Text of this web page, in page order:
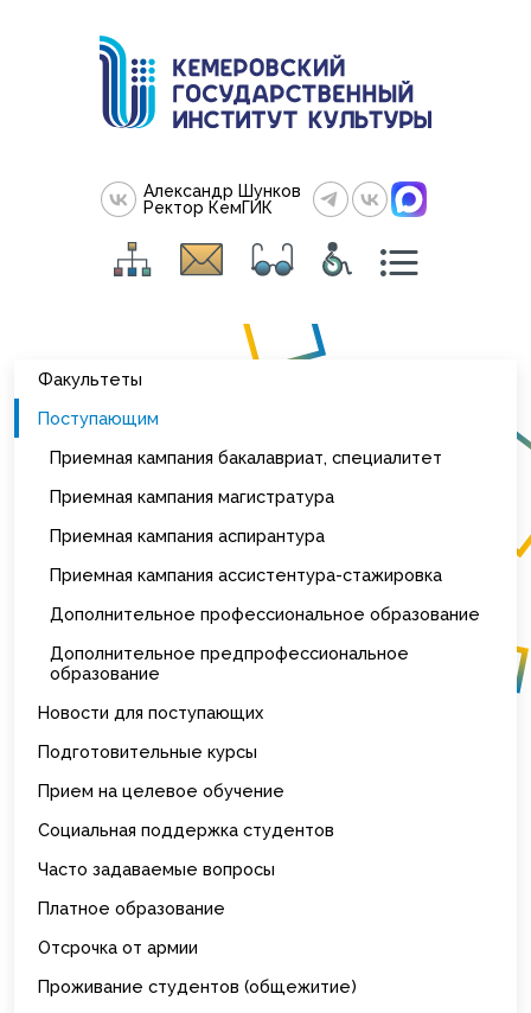
Александр Шунков
Ректор КемГИК
Факультеты
Поступающим
Приемная кампания бакалавриат, специалитет
Приемная кампания магистратура
Приемная кампания аспирантура
Приемная кампания ассистентура-стажировка
Дополнительное профессиональное образование
Дополнительное предпрофессиональное
образование
Новости для поступающих
Подготовительные курсы
Прием на целевое обучение
Социальная поддержка студентов
Часто задаваемые вопросы
Платное образование
Отсрочка от армии
Проживание студентов (общежитие)